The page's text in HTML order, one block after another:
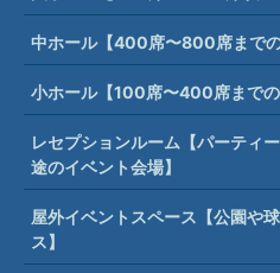
中ホール【400席〜800席までの
小ホール【100席〜400席までの
レセプションルーム【パーティ
途のイベント会場】
屋外イベントスペース【公園や
ス】